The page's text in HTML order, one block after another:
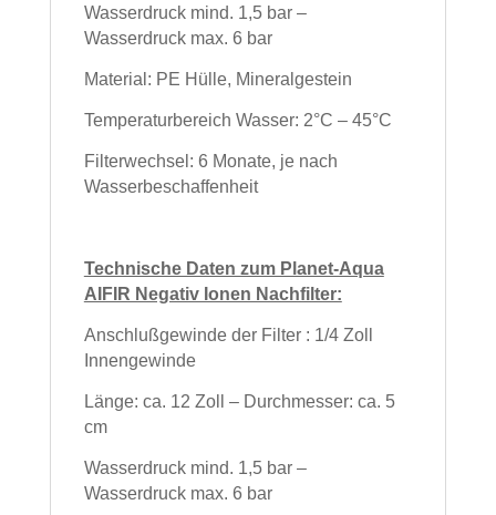
Wasserdruck mind. 1,5 bar –
Wasserdruck max. 6 bar
Material: PE Hülle, Mineralgestein
Temperaturbereich Wasser: 2°C – 45°C
Filterwechsel: 6 Monate, je nach
Wasserbeschaffenheit
Technische Daten zum Planet-Aqua
AIFIR Negativ Ionen Nachfilter:
Anschlußgewinde der Filter : 1/4 Zoll
Innengewinde
Länge: ca. 12 Zoll – Durchmesser: ca. 5
cm
Wasserdruck mind. 1,5 bar –
Wasserdruck max. 6 bar